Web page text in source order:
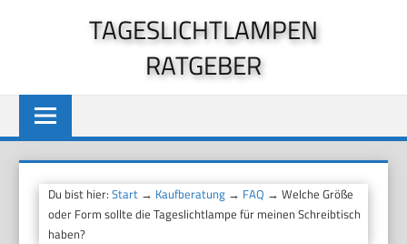
TAGESLICHTLAMPEN
RATGEBER
Du bist hier:Start → Kaufberatung → FAQ → Welche Größe
oder Form sollte die Tageslichtlampe für meinen Schreibtisch
haben?